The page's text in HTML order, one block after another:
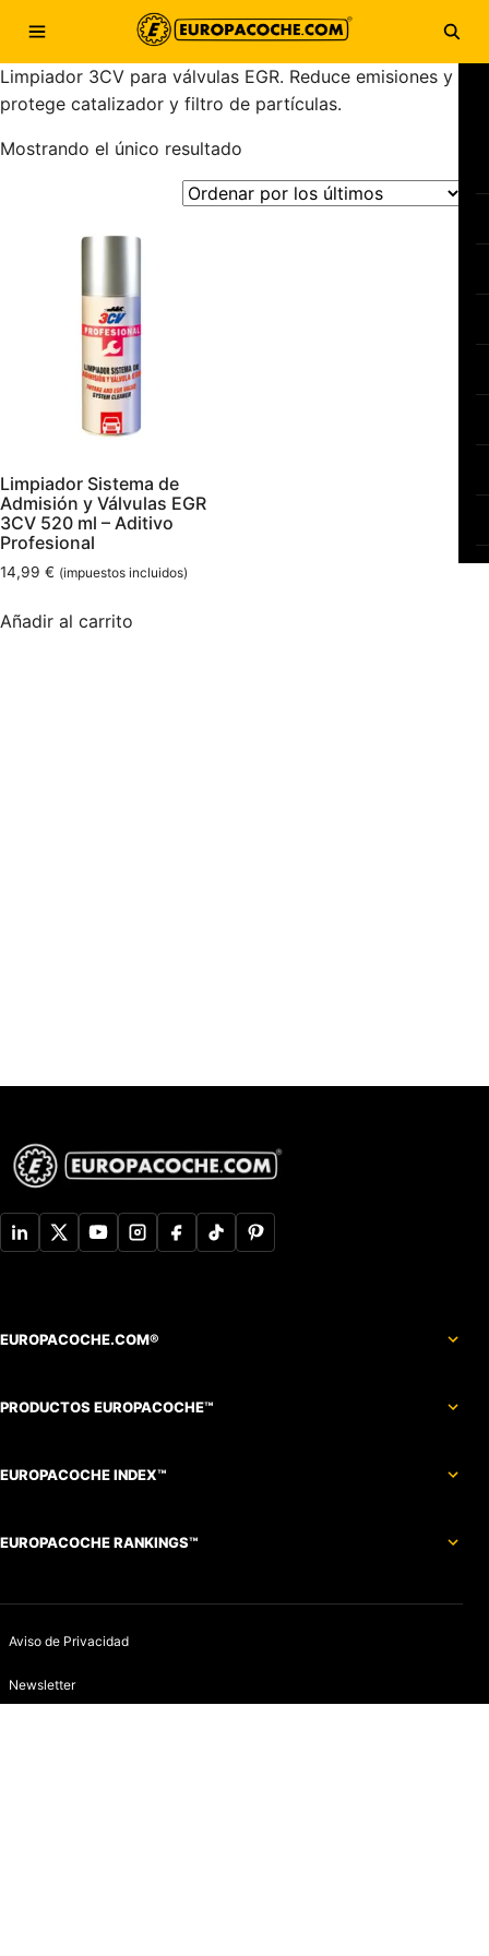
Saltar al contenido
Abrir menú
Limpiador 3CV para válvulas EGR. Reduce emisiones y
protege catalizador y filtro de partículas.
Mostrando el único resultado
Limpiador Sistema de
Admisión y Válvulas EGR
3CV 520 ml – Aditivo
Profesional
14,99 € (impuestos incluidos)
Añadir al carrito
EUROPACOCHE.COM®
PRODUCTOS EUROPACOCHE™
EUROPACOCHE INDEX™
EUROPACOCHE RANKINGS™
Aviso de Privacidad
Newsletter